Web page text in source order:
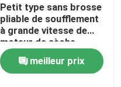
Petit type sans brosse
pliable de soufflement
à grande vitesse de
moteur de sèche-
cheveux de voyage
meilleur prix